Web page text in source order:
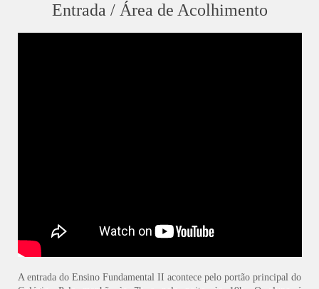
Entrada / Área de Acolhimento
A entrada do Ensino Fundamental II acontece pelo portão principal do